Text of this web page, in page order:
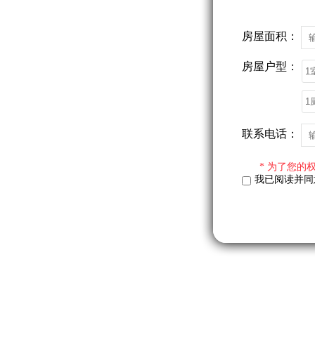
房屋面积：
房屋户型：
联系电话：
* 为了您的
我已阅读并